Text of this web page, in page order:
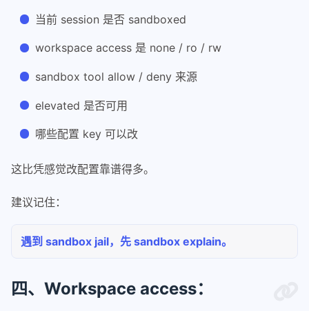
当前 session 是否 sandboxed
workspace access 是 none / ro / rw
sandbox tool allow / deny 来源
elevated 是否可用
哪些配置 key 可以改
这比凭感觉改配置靠谱得多。
建议记住：
遇到 sandbox jail，先 sandbox explain。
四、Workspace access：